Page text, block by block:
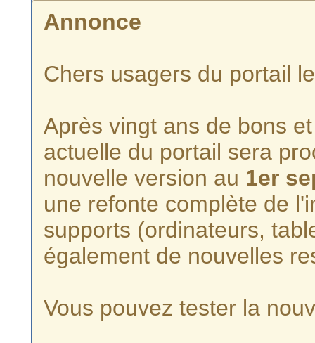
Annonce
Chers usagers du portail
Après vingt ans de bons
actuelle du portail sera
nouvelle version au 1er
une refonte complète de
supports (ordinateurs,
également de nouvelles
Vous pouvez tester la